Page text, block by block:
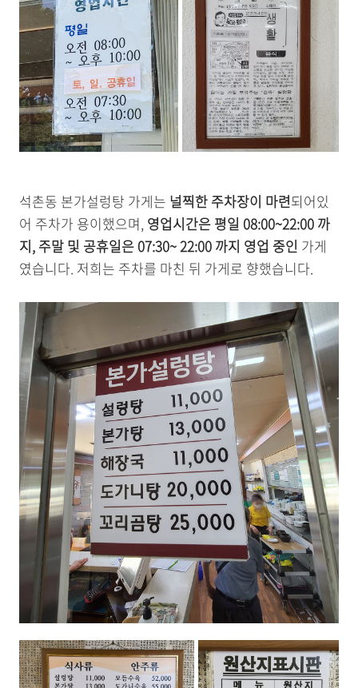
석촌동 본가설렁탕 가게는 널찍한 주차장이 마련되어있
어 주차가 용이했으며, 영업시간은 평일 08:00~22:00 까
지, 주말 및 공휴일은 07:30~ 22:00 까지 영업 중인 가게
였습니다. 저희는 주차를 마친 뒤 가게로 향했습니다.